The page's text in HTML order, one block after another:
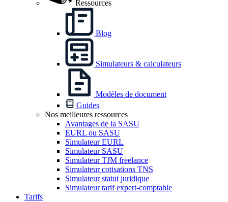
Ressources
Blog
Simulateurs & calculateurs
Modèles de document
Guides
Nos meilleures ressources
Avantages de la SASU
EURL ou SASU
Simulateur EURL
Simulateur SASU
Simulateur TJM freelance
Simulateur cotisations TNS
Simulateur statut juridique
Simulateur tarif expert-comptable
Tarifs